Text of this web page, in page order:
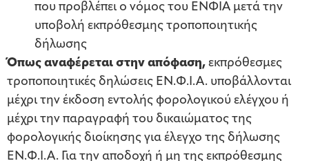
που προβλέπει ο νόμος του ΕΝΦΙΑ μετά την
υποβολή εκπρόθεσμης τροποποιητικής
δήλωσης
Όπως αναφέρεται στην απόφαση, εκπρόθεσμες
τροποποιητικές δηλώσεις ΕΝ.Φ.Ι.Α. υποβάλλονται
μέχρι την έκδοση εντολής φορολογικού ελέγχου ή
μέχρι την παραγραφή του δικαιώματος της
φορολογικής διοίκησης για έλεγχο της δήλωσης
ΕΝ.Φ.Ι.Α. Για την αποδοχή ή μη της εκπρόθεσμης